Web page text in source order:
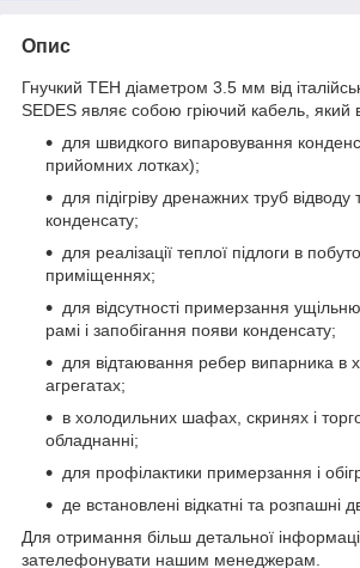
Опис
Гнучкий ТЕН діаметром 3.5 мм від
SEDES являє собою гріючий кабель який
для швидкого випаровування
прийомних лотках);
для підігріву дренажних труб відводу
конденсату;
для реалізації теплої підлоги в
приміщеннях;
для відсутності примерзання
рамі і запобігання появи конденсату;
для відтаювання ребер випарника в
агрегатах;
в холодильних шафах скринях і
обладнанні;
для профілактики примерзання і
де встановлені відкатні та розпашні
Для отримання більш детальної
зателефонувати нашим менеджерам